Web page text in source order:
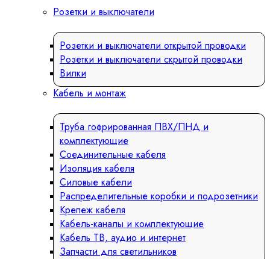
Розетки и выключатели
Розетки и выключатели открытой проводки
Розетки и выключатели скрытой проводки
Вилки
Кабель и монтаж
Труба гофрированная ПВХ/ПНД и
комплектующие
Соединительные кабеля
Изоляция кабеля
Силовые кабели
Распределительные коробки и подрозетники
Крепеж кабеля
Кабель-каналы и комплектующие
Кабель ТВ, аудио и интернет
Запчасти для светильников